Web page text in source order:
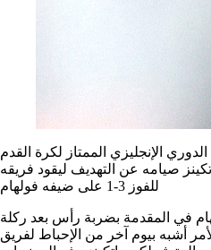
الإنجليزي الممتاز لكرة القدم
صيامه عن التهديف ليقود فريقه
للفوز 3-1 على ضيفه فولهام
في المقدمة بضربة رأس بعد ركلة
أشبه بيوم آخر من الإحباط لفريق